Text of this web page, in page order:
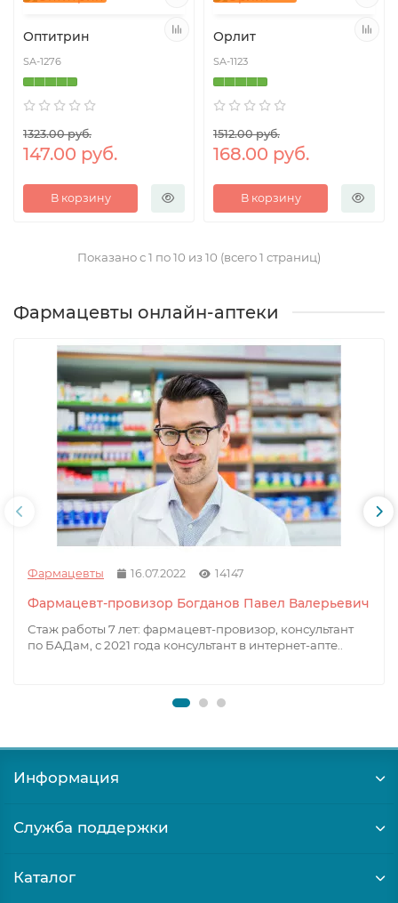
Оптитрин
SA-1276
1323.00 руб.
147.00 руб.
В корзину
Орлит
SA-1123
1512.00 руб.
168.00 руб.
В корзину
Показано с 1 по 10 из 10 (всего 1 страниц)
Фармацевты онлайн-аптеки
Фармацевты 16.07.2022 14147
Фармацевт-провизор Богданов Павел Валерьевич
Стаж работы 7 лет: фармацевт-провизор, консультант
по БАДам, с 2021 года консультант в интернет-апте..
Информация
Служба поддержки
Каталог